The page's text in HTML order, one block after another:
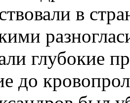
в
глубокие
до